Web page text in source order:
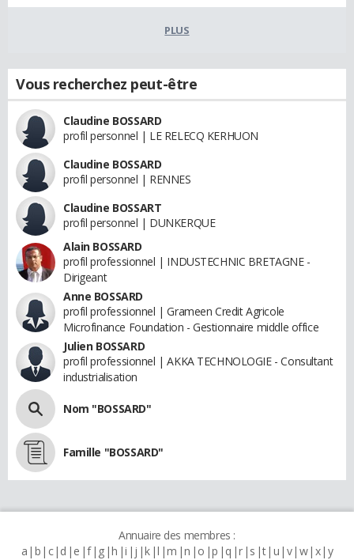
PLUS
Vous recherchez peut-être
Claudine BOSSARD
profil personnel | LE RELECQ KERHUON
Claudine BOSSARD
profil personnel | RENNES
Claudine BOSSART
profil personnel | DUNKERQUE
Alain BOSSARD
profil professionnel | INDUSTECHNIC BRETAGNE -
Dirigeant
Anne BOSSARD
profil professionnel | Grameen Credit Agricole
Microfinance Foundation - Gestionnaire middle office
Julien BOSSARD
profil professionnel | AKKA TECHNOLOGIE - Consultant
industrialisation
Nom "BOSSARD"
Famille "BOSSARD"
Annuaire des membres :
a b c d e f g h i j k l m n o p q r s t u v w x y